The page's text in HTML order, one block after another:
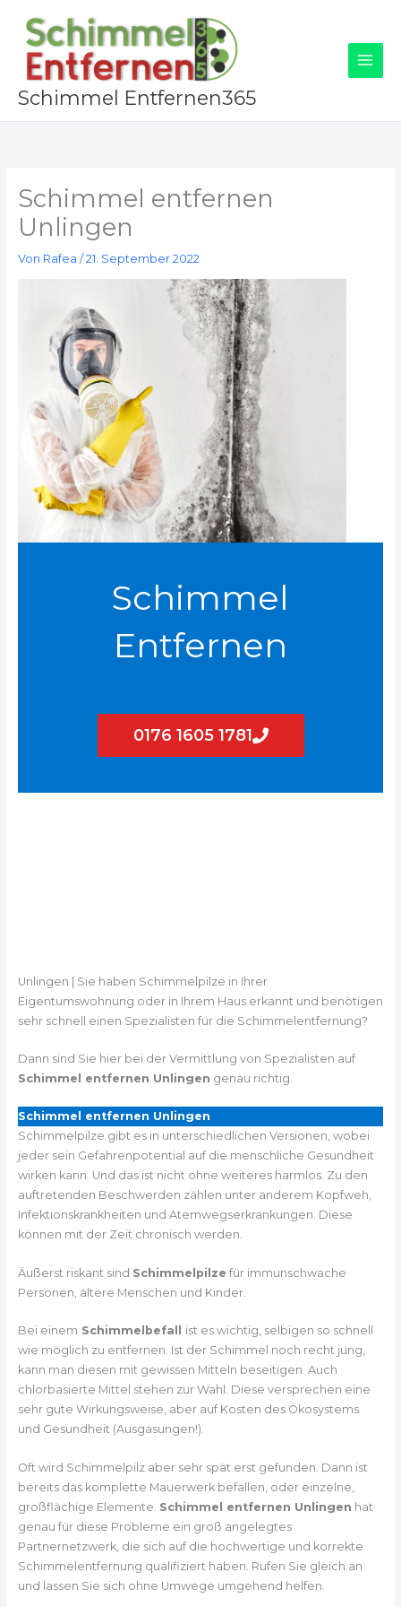
Inhalt
springen
Schimmel Entfernen365
Schimmel entfernen
Unlingen
Von Rafea /21. September 2022
Schimmel
Entfernen
0176 1605 1781
Unlingen | Sie haben Schimmelpilze in Ihrer
Eigentumswohnung oder in Ihrem Haus erkannt und benötigen
sehr schnell einen Spezialisten für die Schimmelentfernung?
Dann sind Sie hier bei der Vermittlung von Spezialisten auf
Schimmel entfernen Unlingen genau richtig.
Schimmel entfernen Unlingen
Schimmelpilze gibt es in unterschiedlichen Versionen, wobei
jeder sein Gefahrenpotential auf die menschliche Gesundheit
wirken kann. Und das ist nicht ohne weiteres harmlos. Zu den
auftretenden Beschwerden zählen unter anderem Kopfweh,
Infektionskrankheiten und Atemwegserkrankungen. Diese
können mit der Zeit chronisch werden.
Äußerst riskant sind Schimmelpilze für immunschwache
Personen, ältere Menschen und Kinder.
Bei einem Schimmelbefall ist es wichtig, selbigen so schnell
wie möglich zu entfernen. Ist der Schimmel noch recht jung,
kann man diesen mit gewissen Mitteln beseitigen. Auch
chlorbasierte Mittel stehen zur Wahl. Diese versprechen eine
sehr gute Wirkungsweise, aber auf Kosten des Ökosystems
und Gesundheit (Ausgasungen!).
Oft wird Schimmelpilz aber sehr spät erst gefunden. Dann ist
bereits das komplette Mauerwerk befallen, oder einzelne,
großflächige Elemente. Schimmel entfernen Unlingen hat
genau für diese Probleme ein groß angelegtes
Partnernetzwerk, die sich auf die hochwertige und korrekte
Schimmelentfernung qualifiziert haben. Rufen Sie gleich an
und lassen Sie sich ohne Umwege umgehend helfen.